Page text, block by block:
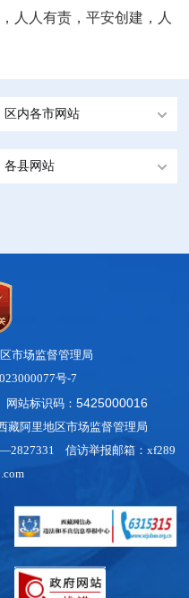
人人有责，平安创建，人
区内各市网站
各县网站
市场监督管理局
号-7
站标识码： 5425000016
藏阿里地区市场监督管理局
信访举报邮箱：xf289